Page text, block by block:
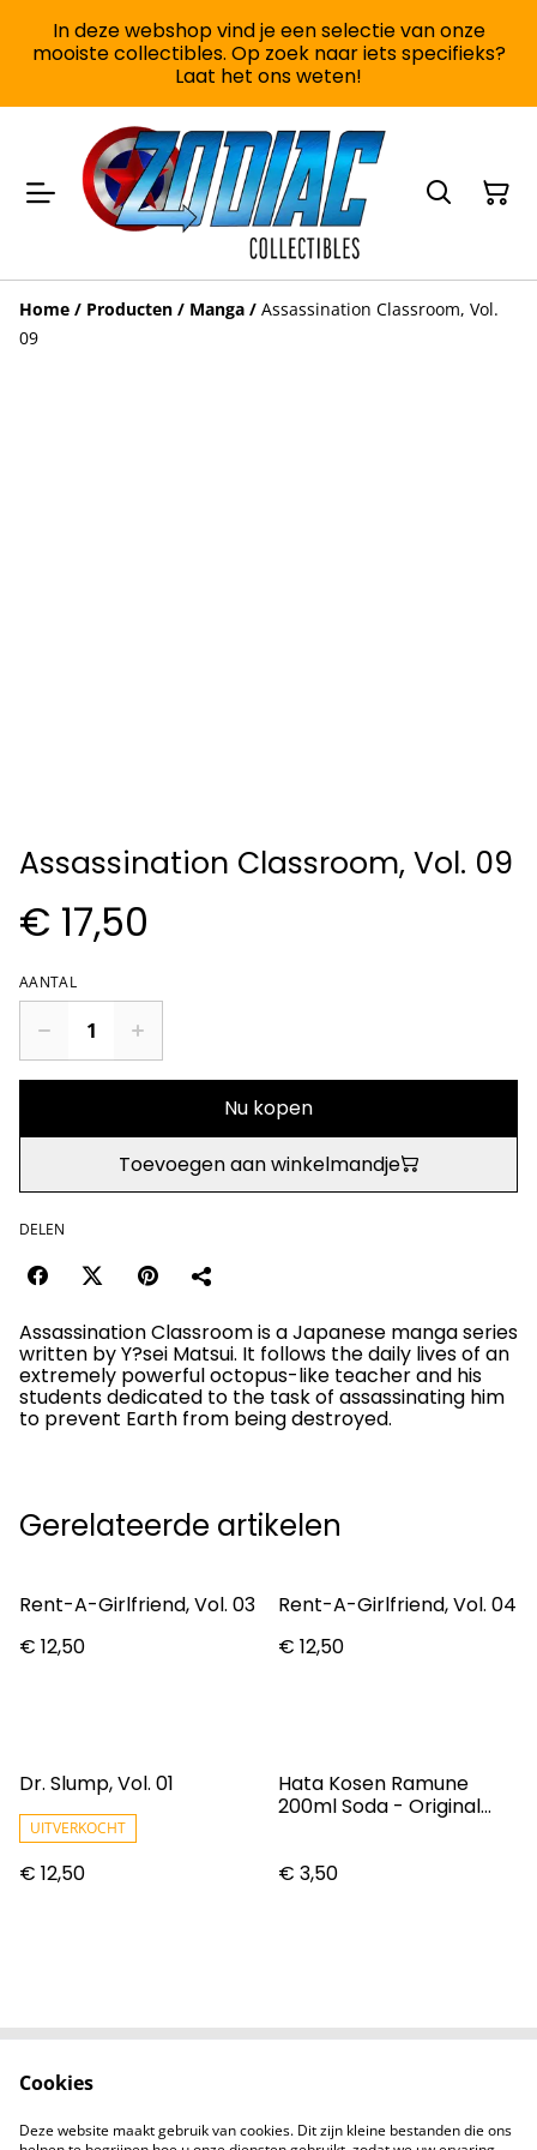
In deze webshop vind je een selectie van onze
mooiste collectibles. Op zoek naar iets specifieks?
Laat het ons weten!
Home / Producten / Manga / Assassination Classroom, Vol.
09
Assassination Classroom, Vol. 09
€ 17,50
AANTAL
Nu kopen
Toevoegen aan winkelmandje
DELEN
Assassination Classroom is a Japanese manga series
written by Y?sei Matsui. It follows the daily lives of an
extremely powerful octopus-like teacher and his
students dedicated to the task of assassinating him
to prevent Earth from being destroyed.
Gerelateerde artikelen
Rent-A-Girlfriend, Vol. 03
€ 12,50
Rent-A-Girlfriend, Vol. 04
€ 12,50
Dr. Slump, Vol. 01
UITVERKOCHT
€ 12,50
Hata Kosen Ramune
200ml Soda - Original
€ 3,50
Privacybeleid
Cookiebeleid
Nieuwsberichten
Cookies
Deze website maakt gebruik van cookies. Dit zijn kleine bestanden die ons